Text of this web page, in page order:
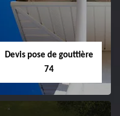
Devis pose de gouttière
74